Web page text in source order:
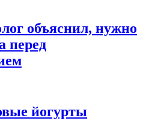
объяснил, нужно
перед
йогурты